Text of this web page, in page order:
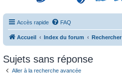
Accès rapide FAQ
Accueil Index du forum Rechercher
Sujets sans réponse
Aller à la recherche avancée